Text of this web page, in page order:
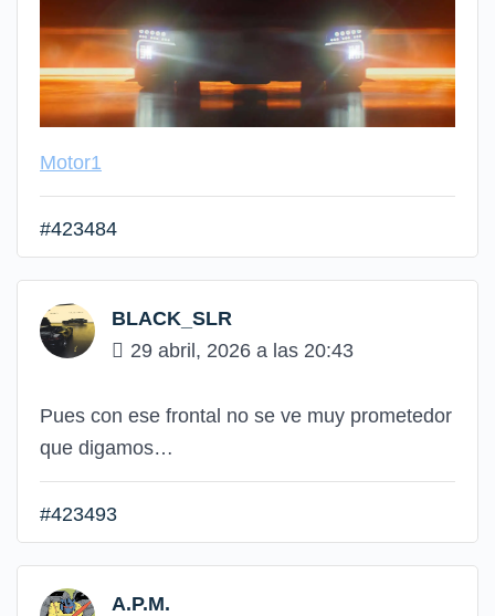
Motor1
#423484
BLACK_SLR
29 abril, 2026 a las 20:43
Pues con ese frontal no se ve muy prometedor
que digamos…
#423493
A.P.M.